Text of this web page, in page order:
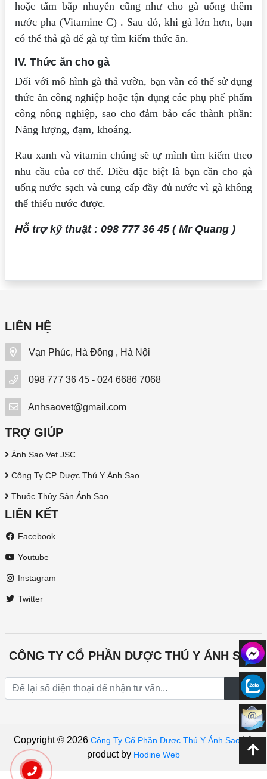
hoặc tấm bắp nhuyễn cũng như cho gà uống thêm
nước pha (Vitamine C) . Sau đó, khi gà lớn hơn, bạn
có thể thả gà để gà tự tìm kiếm thức ăn.
IV. Thức ăn cho gà
Đối với mô hình gà thả vườn, bạn vẫn có thể sử dụng
thức ăn công nghiệp hoặc tận dụng các phụ phế phẩm
công nông nghiệp, sao cho đảm bảo các thành phần:
Năng lượng, đạm, khoáng.
Rau xanh và vitamin chúng sẽ tự mình tìm kiếm theo
nhu cầu của cơ thể. Điều đặc biệt là bạn cần cho gà
uống nước sạch và cung cấp đầy đủ nước vì gà không
thể thiếu nước được.
Hỗ trợ kỹ thuật : 098 777 36 45 ( Mr Quang )
LIÊN HỆ
Vạn Phúc, Hà Đông , Hà Nội
098 777 36 45 - 024 6686 7068
Anhsaovet@gmail.com
TRỢ GIÚP
Ánh Sao Vet JSC
Công Ty CP Dược Thú Y Ánh Sao
Thuốc Thủy Sản Ánh Sao
LIÊN KẾT
Facebook
Youtube
Instagram
Twitter
CÔNG TY CỔ PHẦN DƯỢC THÚ Y ÁNH SAO
Copyright © 2026 Công Ty Cổ Phần Dược Thú Y Ánh Sao |A
product by Hodine Web